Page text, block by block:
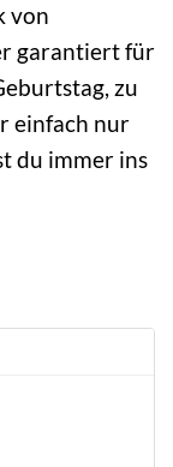
von
garantiert für
zu
einfach nur
du immer ins